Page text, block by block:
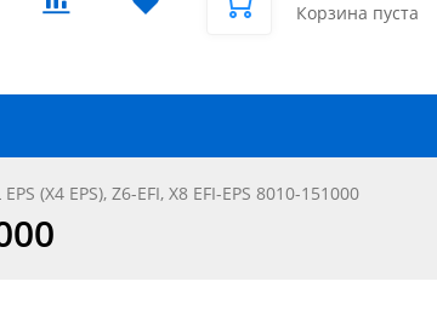
Корзина пуста
(X4 EPS), Z6-EFI, X8 EFI-EPS 8010-151000